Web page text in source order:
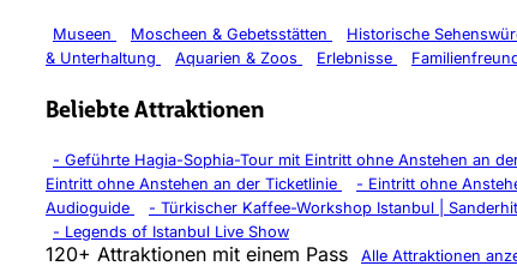
Museen Moscheen & Gebetsstätten Historische
& Unterhaltung
Aquarien & Zoos Erlebnisse
Beliebte Attraktionen
- Geführte Hagia-Sophia-Tour mit Eintritt ohne Anstehen an
Eintritt ohne Anstehen an der Ticketlinie
- Eintritt ohne
Audioguide
- Türkischer Kaffee-Workshop Istanbul |
- Legends of Istanbul Live Show
120+ Attraktionen mit einem Pass
Alle Attraktionen